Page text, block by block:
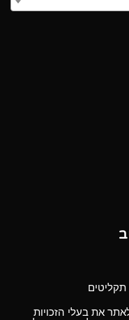
את בעלי הזכויות